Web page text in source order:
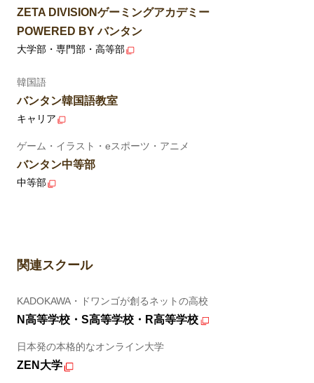
ZETA DIVISIONゲーミングアカデミー
POWERED BY バンタン
大学部・専門部・高等部
韓国語
バンタン韓国語教室
キャリア
ゲーム・イラスト・eスポーツ・アニメ
バンタン中等部
中等部
関連スクール
KADOKAWA・ドワンゴが創るネットの高校
N高等学校・S高等学校・R高等学校
日本発の本格的なオンライン大学
ZEN大学